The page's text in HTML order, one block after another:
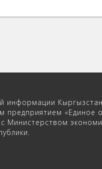
информации
предприятием «Единое
с Министерством